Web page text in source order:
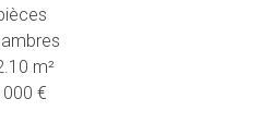
m²
000 €